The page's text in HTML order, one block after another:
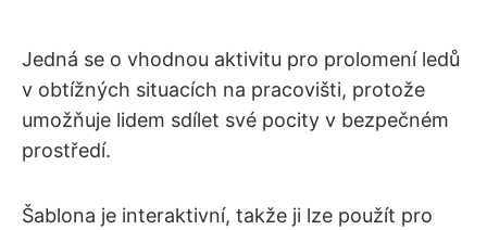
Jedná se o vhodnou aktivitu pro prolomení ledů
v obtížných situacích na pracovišti, protože
umožňuje lidem sdílet své pocity v bezpečném
prostředí.
Šablona je interaktivní, takže ji lze použít pro